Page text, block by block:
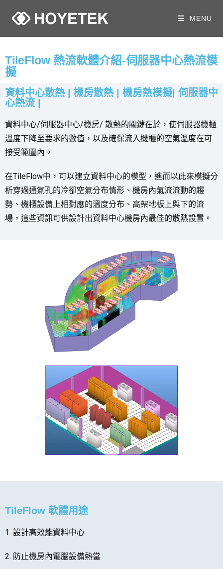
MENU
TileFlow 熱流軟體介紹-伺服器中心熱流模
擬
資料中心散熱 | 機房散熱 | 機房熱模擬| 伺服器中
心熱流 |
資料中心/伺服器中心/機房/ 散熱的關鍵在於，使伺服器機櫃
溫度下降至要求的數值，以及確保流入機櫃的空氣溫度在可
接受範圍內。
在TileFlow中，可以建立資料中心的模型，進而以此來模擬分
析穿過通氣孔的冷卻空氣分布情形、機房內氣流流動的趨
勢、機櫃設備上相對應的溫度分布、高架地板上與下的流
場，這些資訊可供設計出資料中心機房內最佳的散熱設置。
TileFlow 軟體用途
1. 設計高效能資料中心
2. 防止機房內電腦設備熱當